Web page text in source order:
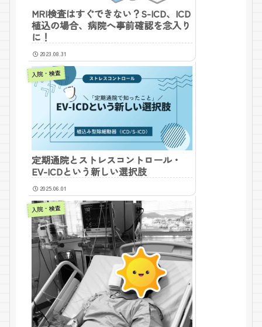
MRI検査はすぐできない？S-ICD、ICD
植込の場合、病院へ事前確認を念入り
に！
2023.08.31
入院・検査
定期通院とストレスコントロール・
EV-ICDという新しい選択肢
2025.06.01
入院・検査